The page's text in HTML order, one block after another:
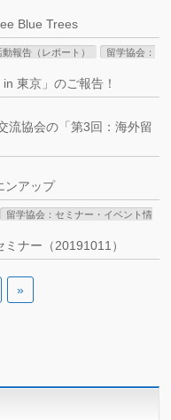
Blue Trees
動報告（レポート）
留学協会：
東京」のご報告！
流協会の「第3回：海外留
ンアップ
留学協会：セミナー・イベント情
ナー（20191011）
»